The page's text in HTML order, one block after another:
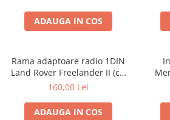
ADAUGA IN COS
Rama adaptoare radio 1DIN
Land Rover Freelander II (cu
buzunar)
160,00 Lei
ADAUGA IN COS